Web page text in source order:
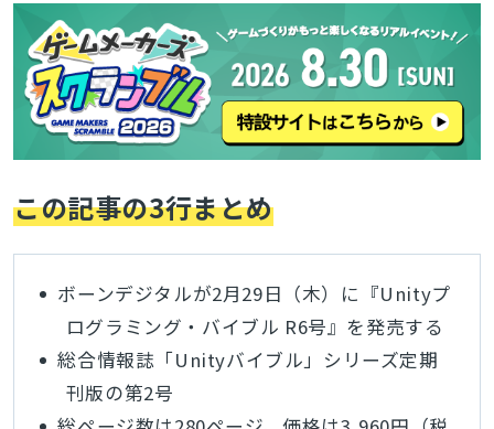
この記事の3行まとめ
ボーンデジタルが2月29日（木）に『Unityプ
ログラミング・バイブル R6号』を発売する
総合情報誌「Unityバイブル」シリーズ定期
刊版の第2号